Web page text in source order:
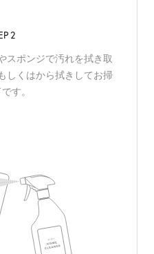
2
スポンジで汚れを拭き取
しくはから拭きしてお掃
す。